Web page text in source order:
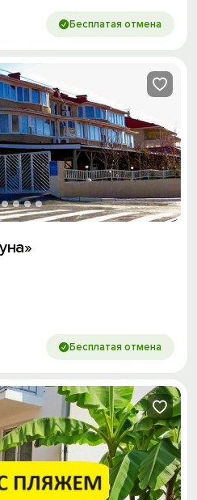
Бесплатая отмена
Бесплатая отмена